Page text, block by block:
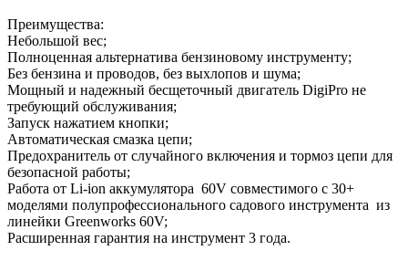
Преимущества:
Небольшой вес;
Полноценная альтернатива бензиновому инструменту;
Без бензина и проводов, без выхлопов и шума;
Мощный и надежный бесщеточный двигатель DigiPro не
требующий обслуживания;
Запуск нажатием кнопки;
Автоматическая смазка цепи;
Предохранитель от случайного включения и тормоз цепи для
безопасной работы;
Работа от Li-ion аккумулятора 60V совместимого с 30+
моделями полупрофессионального садового инструмента из
линейки Greenworks 60V;
Расширенная гарантия на инструмент 3 года.